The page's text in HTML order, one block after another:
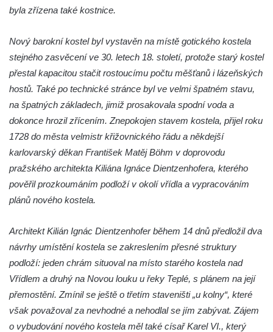
Křížová cesta Římov – XXII. kaple – Šimon
Křížová cesta Římov – XXI. kaple –
Popravní brána
Křížová cesta Římov – XX. kaple – Svatá
Veronika potkává Ježíše a utírá mu do své
roušky pot z tváře
Křížová cesta Římov – XIX. kaple – Kristus
kříž nesoucí potkává Pannu Marii
Křížová cesta Římov – XVIII. kaple – Na
Křížová cesta Římov – XVII. kaple – Velký
Křížová cesta Římov – XVI. kaple – U
Herodesa
Křížová cesta Římov – XV. kaple – Malý
Pilát
Křížová cesta Římov – XIV. kaple – U
Kaifáše (U Děvečky)
byla zřízena také kostnice.
Nový barokní kostel byl vystavěn na místě gotického kostela
stejného zasvěcení ve 30. letech 18. století, protože starý kostel
přestal kapacitou stačit rostoucímu počtu měšťanů i lázeňských
hostů. Také po technické stránce byl ve velmi špatném stavu,
na špatných základech, jimiž prosakovala spodní voda a
dokonce hrozil zřícením. Znepokojen stavem kostela, přijel roku
1728 do města velmistr křižovnického řádu a někdejší
karlovarský děkan František Matěj Böhm v doprovodu
pražského architekta Kiliána Ignáce Dientzenhofera, kterého
pověřil prozkoumáním podloží v okolí vřídla a vypracováním
plánů nového kostela.
Architekt Kilián Ignác Dientzenhofer během 14 dnů předložil dva
návrhy umístění kostela se zakreslením přesné struktury
podloží: jeden chrám situoval na místo starého kostela nad
Vřídlem a druhý na Novou louku u řeky Teplé, s plánem na její
přemostění. Zmínil se ještě o třetím staveništi „u kolny“, které
však považoval za nevhodné a nehodlal se jím zabývat. Zájem
o vybudování nového kostela měl také císař Karel VI., který